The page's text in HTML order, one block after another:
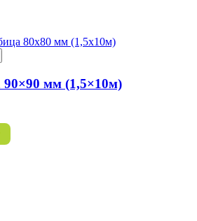
90×90 мм (1,5×10м)